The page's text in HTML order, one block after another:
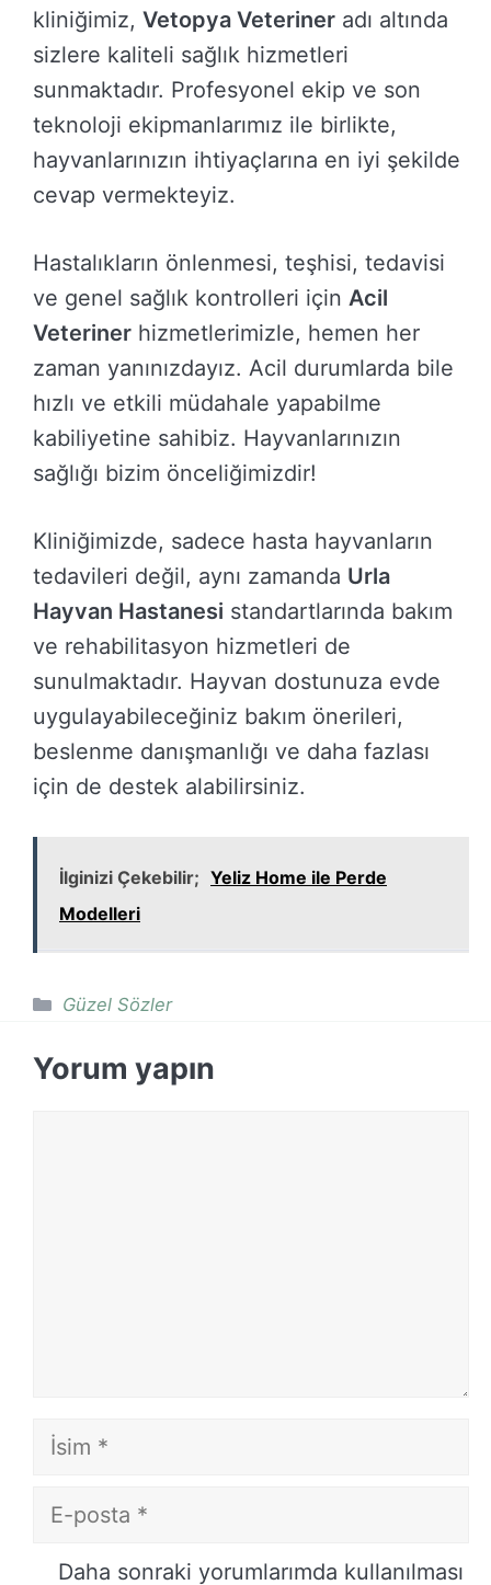
kliniğimiz, Vetopya Veteriner adı altında
sizlere kaliteli sağlık hizmetleri
sunmaktadır. Profesyonel ekip ve son
teknoloji ekipmanlarımız ile birlikte,
hayvanlarınızın ihtiyaçlarına en iyi şekilde
cevap vermekteyiz.
Hastalıkların önlenmesi, teşhisi, tedavisi
ve genel sağlık kontrolleri için Acil
Veteriner hizmetlerimizle, hemen her
zaman yanınızdayız. Acil durumlarda bile
hızlı ve etkili müdahale yapabilme
kabiliyetine sahibiz. Hayvanlarınızın
sağlığı bizim önceliğimizdir!
Kliniğimizde, sadece hasta hayvanların
tedavileri değil, aynı zamanda Urla
Hayvan Hastanesi standartlarında bakım
ve rehabilitasyon hizmetleri de
sunulmaktadır. Hayvan dostunuza evde
uygulayabileceğiniz bakım önerileri,
beslenme danışmanlığı ve daha fazlası
için de destek alabilirsiniz.
İlginizi Çekebilir; Yeliz Home ile Perde
Modelleri
Kategoriler
Güzel Sözler
Yorum yapın
İsim
E-
İnternet
Daha sonraki yorumlarımda kullanılması